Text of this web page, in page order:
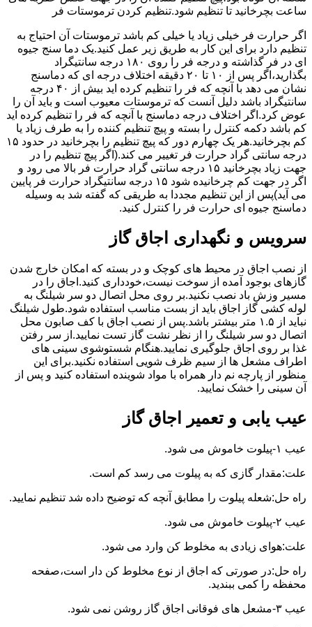
ساعت بچرخانید تا تنظیم شود.تنظیم کردن ترموستات فر
اگر حرارت فر خیلی زیاد یا خیلی کم باشد ترموستات آن احتیاج به
تنظیم دارد برای این کار به طریق زیر عمل کنید.یک دما سنج جیوه
ای در فر گذاشته و درجه فر را روی ۱۸۰ درجه سانتیگراد
بگذارید،اگر پس از ۱۰ تا ۲۰ دقیقه اختلاف درجه ای که دماسنج
نشان می دهد با آنچه که فر را تنظیم کرده اید بیش از ۴۰ درجه
سانتیگراد باشد دلیل آنست که ترموستات معیوب است و باید آن را
عوض کرد.اگر اختلاف درجه دماسنج با آنچه که فر را تنظیم کرده اید
کم باشد دکمه کنترل را بسته و پیچ تنظیم کننده را به طرف زیاد یا
کم بچرخانید.هر یک چهارم دور که پیچ تنظیم را بچرخانید در حدود ۱۵
درجه سانتی گراد حرارت فر تغییر می کند.(اگر پیچ تنظیم را در
جهت زیاد بچرخانید ۱۵ درجه سانتی گراد حرارت فر بالا می رود و
اگر در جهت کم چرخانیده شود ۱۵ درجه سانتیگراد حرارت فر پایین
می آید)پس از این تنظیم مجددا به طریقی که گفته شد به وسیله
دماسنج جیوه ای حرارت فر را کنترل کنید.
سرویس و نگهداری اجاق گاز
از نصب اجاق در محیط های کوچک و در بسته که امکان خارج شدن
گازهای بوجود آمده از سوخت نیست،خودداری کنید.اجاق را در
مسیر وزش باد نصب نکنید.بر روی محل اتصال دو سر شیلنگ به
لوله کشی گاز اجاق باید از بست مناسب استفاده شود.طول شیلنگ
نباید از ۱.۵ متر بیشتر باشد.پس از نصب اجاق با کف صابون محل
اتصال دو سر شیلنگ را از نظر نشت گاز تست نمایید.از سر رفتن
غذا بر روی اجاق جلوگیری نمایید.هنگام شستوشوی سینی های
اطراف مشعل ها از سیم ظرف شویی استفاده نکنید.برای این
منظور از پارچه نم دار همراه با مواد شوینده استفاده کنید و پس از
آن سینی را خشک نمایید.
عیب یابی و تعمیر اجاق گاز
عیب ۱-پیلوت خاموش می شود.
علت:مقدار گازی که به پیلوت می رسد کم است.
راه حل:شعله پیلوت را مطابق آنچه که توضیح داده شد تنظیم نمایید.
عیب ۲-پیلوت خاموش می شود.
علت:هوای زیادی به مخلوط کن وارد می شود.
راه حل:در صورتی که اجاق از نوع مخلوط کن دار است،صفحه
محفظه را کمی ببندید.
عیب ۳-مشعل های فوقانی اجاق گاز روشن نمی شود.